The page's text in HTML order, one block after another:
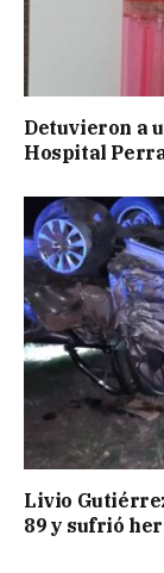
Detuvieron a
Hospital
Livio
89 y sufrió